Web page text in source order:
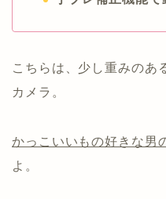
こちらは、少し重みのあ
カメラ。
かっこいいもの好きな男
よ。